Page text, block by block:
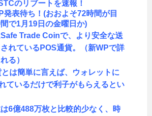
のリブートを速報！
発表待ち！(おおよそ72時間が目
で1月19日の金曜日か)
Trade Coinで、より安全な送
れているPOS通貨。（新WPで詳
る）
とは簡単に言えば、ウォレットに
ているだけで利子がもらえるとい
6億488万枚と比較的少なく、時